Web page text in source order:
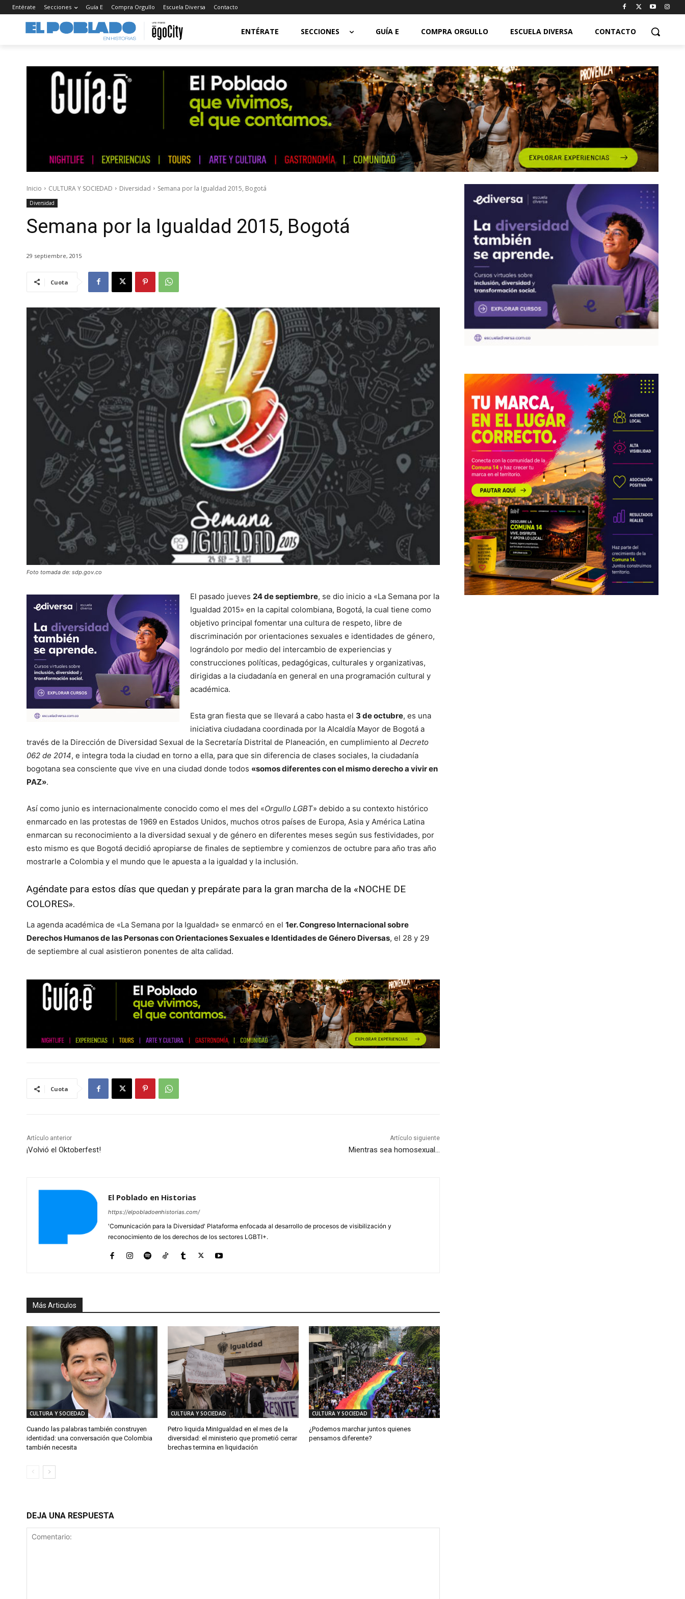
Entérate Secciones Guía E Compra Orgullo Escuela Diversa Contacto
ENTÉRATE SECCIONES GUÍA E COMPRA ORGULLO ESCUELA DIVERSA CONTACTO
Inicio CULTURA Y SOCIEDAD Diversidad Semana por la Igualdad 2015, Bogotá
Diversidad
Semana por la Igualdad 2015, Bogotá
29 septiembre, 2015
Cuota
Foto tomada de: sdp.gov.co
El pasado jueves 24 de septiembre, se dio inicio a «La Semana por la
Igualdad 2015» en la capital colombiana, Bogotá, la cual tiene como
objetivo principal fomentar una cultura de respeto, libre de
discriminación por orientaciones sexuales e identidades de género,
lográndolo por medio del intercambio de experiencias y
construcciones políticas, pedagógicas, culturales y organizativas,
dirigidas a la ciudadanía en general en una programación cultural y
académica.
Esta gran fiesta que se llevará a cabo hasta el 3 de octubre, es una
iniciativa ciudadana coordinada por la Alcaldía Mayor de Bogotá a
través de la Dirección de Diversidad Sexual de la Secretaría Distrital de Planeación, en cumplimiento al Decreto
062 de 2014, e integra toda la ciudad en torno a ella, para que sin diferencia de clases sociales, la ciudadanía
bogotana sea consciente que vive en una ciudad donde todos «somos diferentes con el mismo derecho a vivir en
PAZ».
Así como junio es internacionalmente conocido como el mes del «Orgullo LGBT» debido a su contexto histórico
enmarcado en las protestas de 1969 en Estados Unidos, muchos otros países de Europa, Asia y América Latina
enmarcan su reconocimiento a la diversidad sexual y de género en diferentes meses según sus festividades, por
esto mismo es que Bogotá decidió apropiarse de finales de septiembre y comienzos de octubre para año tras año
mostrarle a Colombia y el mundo que le apuesta a la igualdad y la inclusión.
Agéndate para estos días que quedan y prepárate para la gran marcha de la «NOCHE DE
COLORES».
La agenda académica de «La Semana por la Igualdad» se enmarcó en el 1er. Congreso Internacional sobre
Derechos Humanos de las Personas con Orientaciones Sexuales e Identidades de Género Diversas, el 28 y 29
de septiembre al cual asistieron ponentes de alta calidad.
Cuota
Artículo anterior
¡Volvió el Oktoberfest!
Artículo siguiente
Mientras sea homosexual…
El Poblado en Historias
https://elpobladoenhistorias.com/
'Comunicación para la Diversidad' Plataforma enfocada al desarrollo de procesos de visibilización y
reconocimiento de los derechos de los sectores LGBTI+.
Más Articulos
CULTURA Y SOCIEDAD
Cuando las palabras también construyen
identidad: una conversación que Colombia
también necesita
CULTURA Y SOCIEDAD
Petro liquida MinIgualdad en el mes de la
diversidad: el ministerio que prometió cerrar
brechas termina en liquidación
CULTURA Y SOCIEDAD
¿Podemos marchar juntos quienes
pensamos diferente?
DEJA UNA RESPUESTA